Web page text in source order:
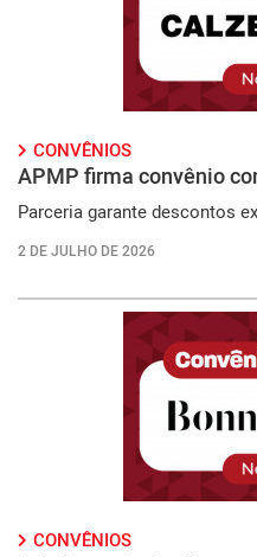
CONVÊNIOS
APMP firma convênio
Parceria garante descontos
2 DE JULHO DE 2026
CONVÊNIOS